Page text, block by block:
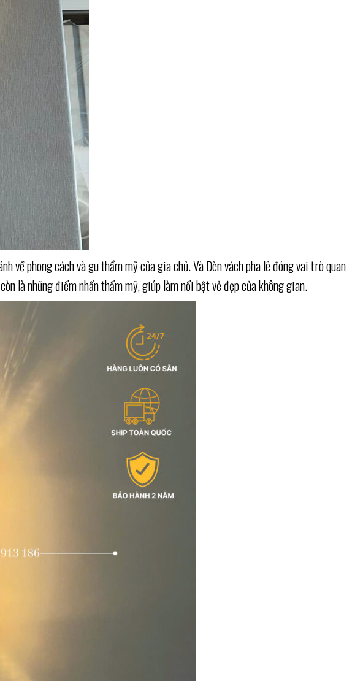
về phong cách và gu thẩm mỹ của gia chủ. Và Đèn vách pha lê đóng vai trò quan
là những điểm nhấn thẩm mỹ, giúp làm nổi bật vẻ đẹp của không gian.